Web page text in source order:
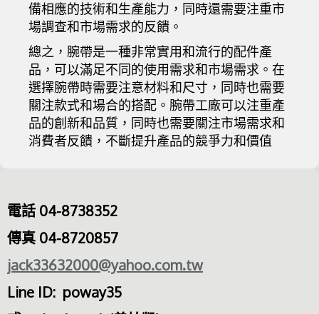
備相應的技術和生產能力，同時還需要注重市
場調查和市場需求的反饋。
總之，腕帶是一種非常實用和流行的配件產
品，可以滿足不同的使用需求和市場需求。在
選擇腕帶時需要注意材料和尺寸，同時也需要
關注款式和場合的搭配。腕帶工廠可以注重產
品的創新和品質，同時也需要關注市場需求和
消費者反饋，不斷提升產品的競爭力和價值
電話 04-8738352
傳真 04-8720857
jack33632000@yahoo.com.tw
Line ID: poway35